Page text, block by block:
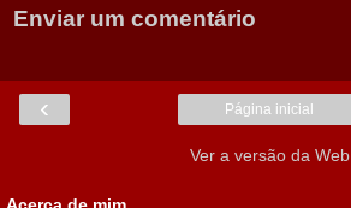
Enviar um comentário
‹ Página inicial
Ver a versão da Web